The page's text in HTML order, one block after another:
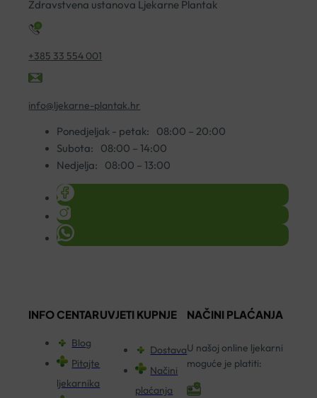
Zdravstvena ustanova Ljekarne Plantak
+385 33 554 001
info@ljekarne-plantak.hr
Ponedjeljak - petak:
08:00 – 20:00
Subota:
08:00 – 14:00
Nedjelja:
08:00 – 13:00
INFO CENTAR
Blog
Pitajte
ljekarnika
UVJETI KUPNJE
Dostava
Načini
plaćanja
NAČINI PLAĆANJA
U našoj online ljekarni
moguće je platiti: